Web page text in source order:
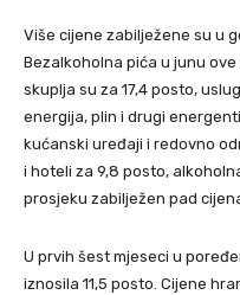
Više cijene zabilježene su u
Bezalkoholna pića u junu
skuplja su za 17,4 posto,
energija, plin i drugi
kućanski uređaji i redovno
i hoteli za 9,8 posto,
prosjeku zabilježen pad
U prvih šest mjeseci u
iznosila 11,5 posto. Cijene